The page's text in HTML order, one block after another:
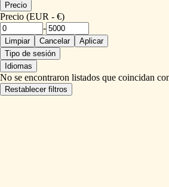
Precio
Precio (EUR - €)
-
Limpiar Cancelar
Aplicar
Tipo de sesión
Idiomas
No se encontraron listados que coincidan
Restablecer filtros